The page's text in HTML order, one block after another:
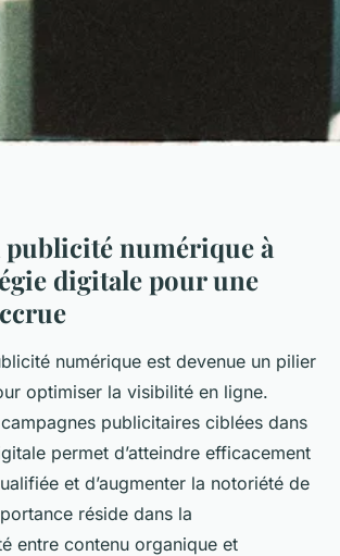
votre visibilité en
guide ultime pour
la
dans
digitale
•4 min de lecture
numérique à
digitale pour une
numérique est devenue un pilier
optimiser la visibilité en ligne.
publicitaires ciblées dans
permet d’atteindre efficacement
et d’augmenter la notoriété de
réside dans la
entre contenu organique et